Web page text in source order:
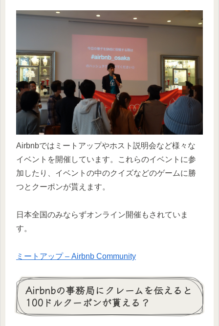
Airbnbではミートアップやホスト説明会など様々な
イベントを開催しています。これらのイベントに参
加したり、イベントの中のクイズなどのゲームに勝
つとクーポンが貰えます。
日本全国のみならずオンライン開催もされていま
す。
ミートアップ – Airbnb Community
Airbnbの事務局にクレームを伝えると
100ドルクーポンが貰える？